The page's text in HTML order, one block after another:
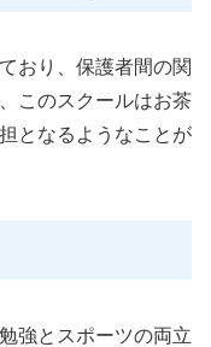
おり、保護者間の関
このスクールはお茶
となるようなことが
強とスポーツの両立